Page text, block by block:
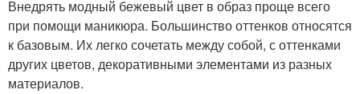
Внедрять модный бежевый цвет в образ проще всего
при помощи маникюра. Большинство оттенков относятся
к базовым. Их легко сочетать между собой, с оттенками
других цветов, декоративными элементами из разных
материалов.